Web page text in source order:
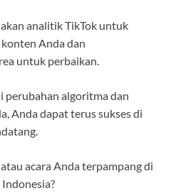
analitik TikTok untuk
Anda dan
untuk perbaikan.
perubahan algoritma dan
Anda dapat terus sukses di
acara Anda terpampang di